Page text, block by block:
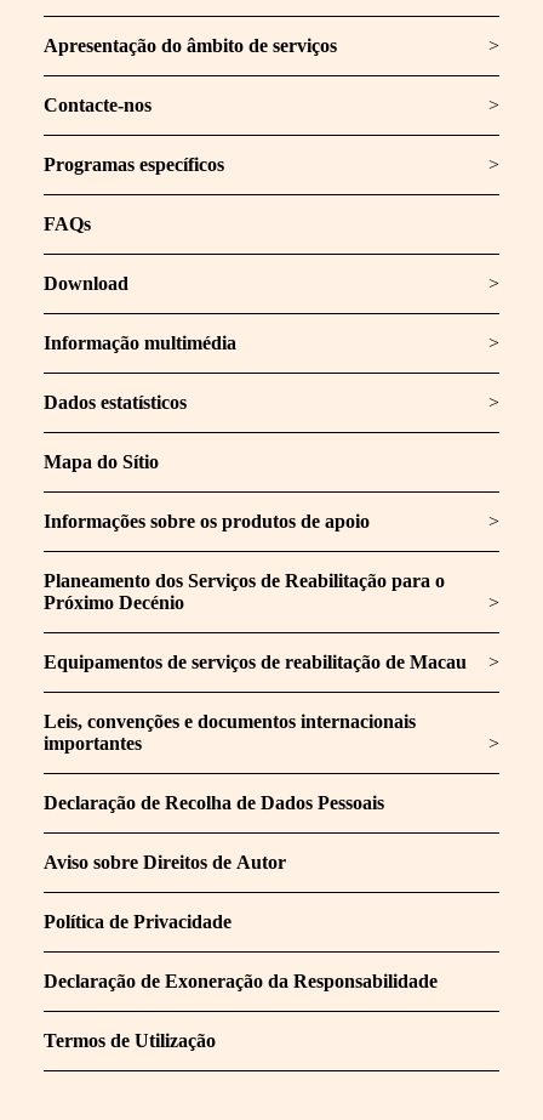
Apresentação do âmbito de serviços >
Contacte-nos >
Programas específicos >
FAQs
Download >
Informação multimédia >
Dados estatísticos >
Mapa do Sítio
Informações sobre os produtos de apoio >
Planeamento dos Serviços de Reabilitação para o
Próximo Decénio
>
Equipamentos de serviços de reabilitação de Macau >
Leis, convenções e documentos internacionais
importantes
>
Declaração de Recolha de Dados Pessoais
Aviso sobre Direitos de Autor
Política de Privacidade
Declaração de Exoneração da Responsabilidade
Termos de Utilização